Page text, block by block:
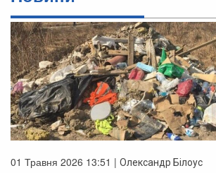
01 Травня 2026 13:51 | Олександр Білоус